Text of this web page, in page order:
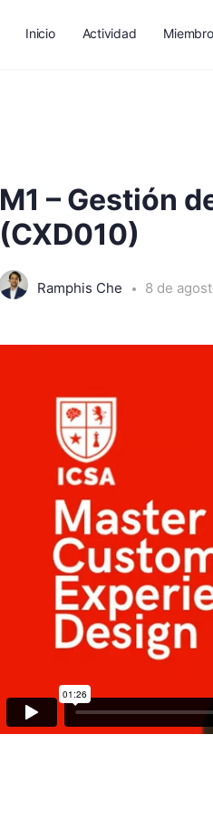
Inicio Actividad
M1 – Gestión
(CXD010)
Ramphis Che 8 de